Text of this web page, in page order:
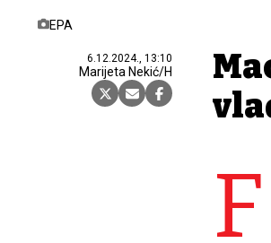
EPA
6.12.2024., 13:10
Marijeta Nekić/H
F